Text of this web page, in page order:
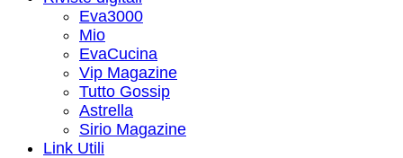
Eva3000
Mio
EvaCucina
Vip Magazine
Tutto Gossip
Astrella
Sirio Magazine
Link Utili